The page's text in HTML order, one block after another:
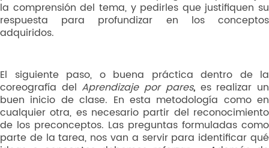
la comprensión del tema, y pedirles que justifiquen su
respuesta para profundizar en los conceptos
adquiridos.
El siguiente paso, o buena práctica dentro de la
coreografía del Aprendizaje por pares,es realizar un
buen inicio de clase. En esta metodología como en
cualquier otra, es necesario partir del reconocimiento
de los preconceptos. Las preguntas formuladas como
parte de la tarea, nos van a servir para identificar qué